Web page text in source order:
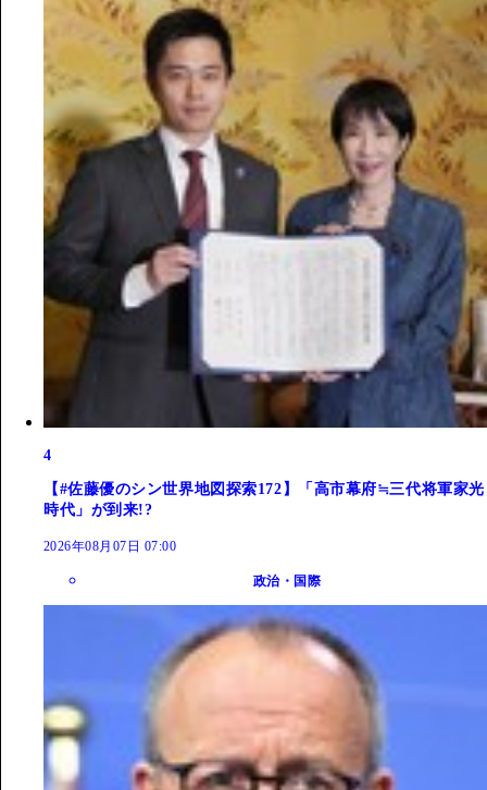
4
【#佐藤優のシン世界地図探索172】「高市幕府≒三代将軍家光
時代」が到来!?
2026年08月07日 07:00
政治・国際